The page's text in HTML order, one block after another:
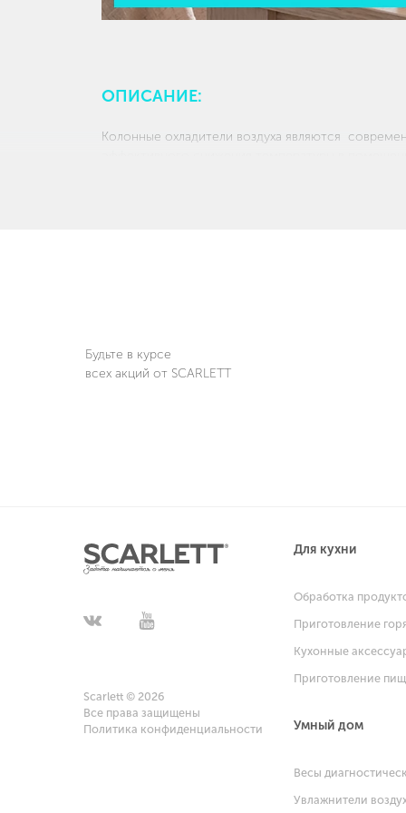
ОПИСАНИЕ:
Колонные охладители воздуха являются
обеспечивают быстрое и равномерное
вентилятору и продуманной вертикальной
циркулировать прохладным потоком по всему
Колонные охладители воздуха - отличный выбор
микроклимата в жилых и офисных помещениях в
Будьте в курсе
всех акций от SCARLETT
Scarlett © 2026
Все права защищены
Политика конфиденциальности
Для кухни
Обработка
Приготовление
Кухонные
Приготовление
Умный дом
Весы
Увлажнители